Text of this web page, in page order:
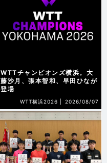
WTTチャンピオンズ横浜。大
藤沙月、張本智和、早田ひなが
登場
WTT横浜2026 | 2026/08/07